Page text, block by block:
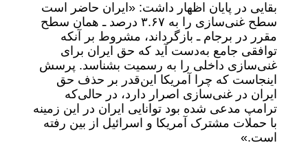
بقایی در پایان اظهار داشت: «ایران حاضر است
سطح غنی‌سازی را به ۳.۶۷ درصد ـ همان سطح
مقرر در برجام ـ بازگرداند، مشروط بر آنکه
توافقی جامع به‌دست آید که حق ایران برای
غنی‌سازی داخلی را به رسمیت بشناسد. پرسش
اینجاست که چرا آمریکا این‌قدر بر حذف حق
ایران در غنی‌سازی اصرار دارد، در حالی‌که
ترامپ مدعی شده بود توانایی ایران در این زمینه
با حملات مشترک آمریکا و اسرائیل از بین رفته
است.»